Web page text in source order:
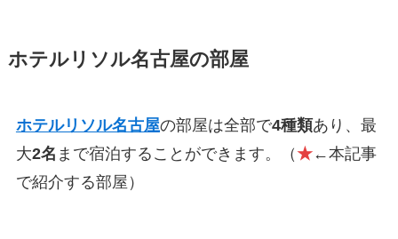
ホテルリソル名古屋の部屋
ホテルリソル名古屋の部屋は全部で4種類あり、最
大2名 まで宿泊することができ ます。（★←本記事
で紹介する部屋 ）